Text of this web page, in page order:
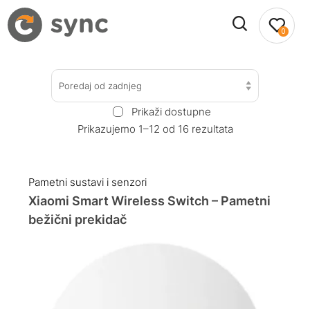
0
Poredaj od zadnjeg
Prikaži dostupne
Prikazujemo 1–12 od 16 rezultata
Pametni sustavi i senzori
Xiaomi Smart Wireless Switch – Pametni
bežični prekidač